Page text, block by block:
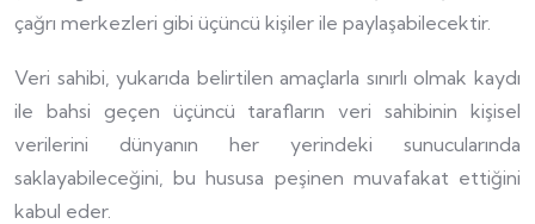
çağrı merkezleri gibi üçüncü kişiler ile paylaşabilecektir.
Veri sahibi, yukarıda belirtilen amaçlarla sınırlı olmak kaydı
ile bahsi geçen üçüncü tarafların veri sahibinin kişisel
verilerini dünyanın her yerindeki sunucularında
saklayabileceğini, bu hususa peşinen muvafakat ettiğini
kabul eder.